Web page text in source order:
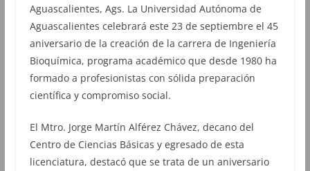
Aguascalientes, Ags. La Universidad Autónoma de
Aguascalientes celebrará este 23 de septiembre el 45
aniversario de la creación de la carrera de Ingeniería
Bioquímica, programa académico que desde 1980 ha
formado a profesionistas con sólida preparación
científica y compromiso social.
El Mtro. Jorge Martín Alférez Chávez, decano del
Centro de Ciencias Básicas y egresado de esta
licenciatura, destacó que se trata de un aniversario